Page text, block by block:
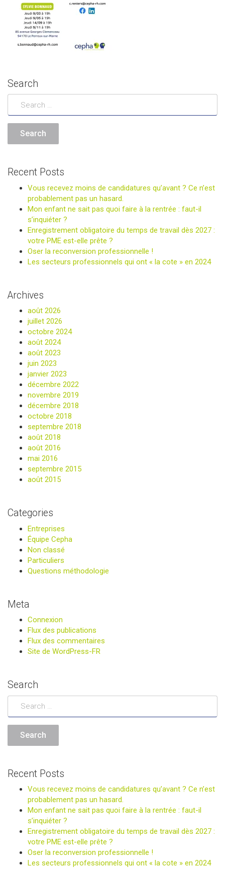
Search
Recent Posts
Vous recevez moins de candidatures qu’avant ? Ce n’est
probablement pas un hasard.
Mon enfant ne sait pas quoi faire à la rentrée : faut-il
s’inquiéter ?
Enregistrement obligatoire du temps de travail dès 2027 :
votre PME est-elle prête ?
Oser la reconversion professionnelle !
Les secteurs professionnels qui ont « la cote » en 2024
Archives
août 2026
juillet 2026
octobre 2024
août 2024
août 2023
juin 2023
janvier 2023
décembre 2022
novembre 2019
décembre 2018
octobre 2018
septembre 2018
août 2018
août 2016
mai 2016
septembre 2015
août 2015
Categories
Entreprises
Équipe Cepha
Non classé
Particuliers
Questions méthodologie
Meta
Connexion
Flux des publications
Flux des commentaires
Site de WordPress-FR
Search
Recent Posts
Vous recevez moins de candidatures qu’avant ? Ce n’est
probablement pas un hasard.
Mon enfant ne sait pas quoi faire à la rentrée : faut-il
s’inquiéter ?
Enregistrement obligatoire du temps de travail dès 2027 :
votre PME est-elle prête ?
Oser la reconversion professionnelle !
Les secteurs professionnels qui ont « la cote » en 2024